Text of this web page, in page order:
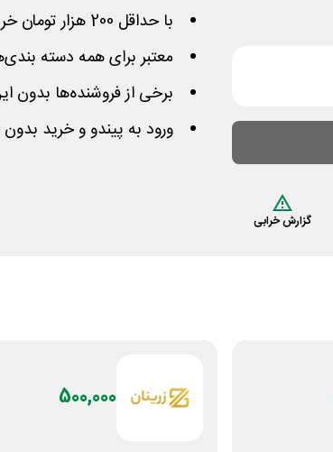
گزارش خرابی
با حداقل 200 هزار تومان خرید این کوپن فعال می‌شود
معتبر برای همه دسته
برخی از فروشنده‌ها بدون
ورود به پیندو و خرید
500,000